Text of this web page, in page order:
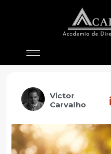
Victor
Carvalho